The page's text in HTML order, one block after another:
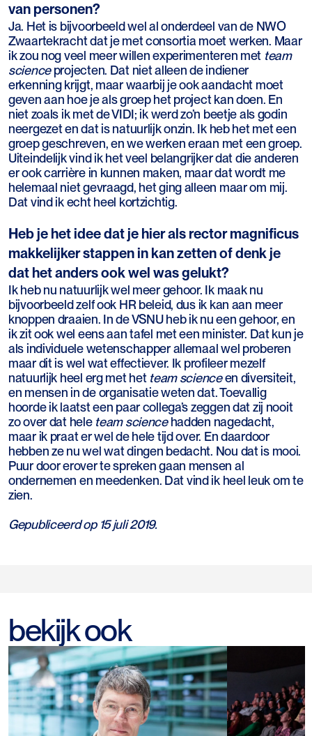
van personen?
Ja. Het is bijvoorbeeld wel al onderdeel van de NWO
Zwaartekracht dat je met consortia moet werken. Maar
ik zou nog veel meer willen experimenteren met team
scienceprojecten. Dat niet alleen de indiener
erkenning krijgt, maar waarbij je ook aandacht moet
geven aan hoe je als groep het project kan doen. En
niet zoals ik met de VIDI; ik werd zo’n beetje als godin
neergezet en dat is natuurlijk onzin. Ik heb het met een
groep geschreven, en we werken eraan met een groep.
Uiteindelijk vind ik het veel belangrijker dat die anderen
er ook carrière in kunnen maken, maar dat wordt me
helemaal niet gevraagd, het ging alleen maar om mij.
Dat vind ik echt heel kortzichtig.
Heb je het idee dat je hier als rector magnificus
makkelijker stappen in kan zetten of denk je
dat het anders ook wel was gelukt?
Ik heb nu natuurlijk wel meer gehoor. Ik maak nu
bijvoorbeeld zelf ook HR beleid, dus ik kan aan meer
knoppen draaien. In de VSNU heb ik nu een gehoor, en
ik zit ook wel eens aan tafel met een minister. Dat kun je
als individuele wetenschapper allemaal wel proberen
maar dit is wel wat effectiever. Ik profileer mezelf
natuurlijk heel erg met het team scienceen diversiteit,
en mensen in de organisatie weten dat. Toevallig
hoorde ik laatst een paar collega’s zeggen dat zij nooit
zo over dat hele team sciencehadden nagedacht,
maar ik praat er wel de hele tijd over. En daardoor
hebben ze nu wel wat dingen bedacht. Nou dat is mooi.
Puur door erover te spreken gaan mensen al
ondernemen en meedenken. Dat vind ik heel leuk om te
zien.
Gepubliceerd op 15 juli 2019.
bekijk ook